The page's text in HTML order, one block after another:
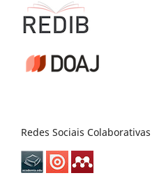
Redes Sociais Colaborativas